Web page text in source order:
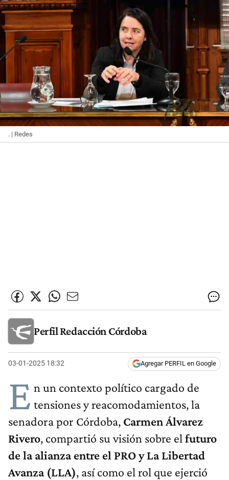
. | Redes
Perfil Redacción Córdoba
03-01-2025 18:32 Agregar PERFIL en Google
E n un contexto político cargado de
tensiones y reacomodamientos, la
senadora por Córdoba, Carmen Álvarez
Rivero, compartió su visión sobre el futuro
de la alianza entre el PRO y La Libertad
Avanza (LLA), así como el rol que ejerció